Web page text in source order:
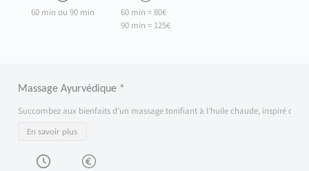
60 min ou 90 min
60 min = 80€
90 min = 125€
Massage Ayurvédique *
Succombez aux bienfaits d’un massage tonifiant à l’huile chaude, inspiré de
En savoir plus